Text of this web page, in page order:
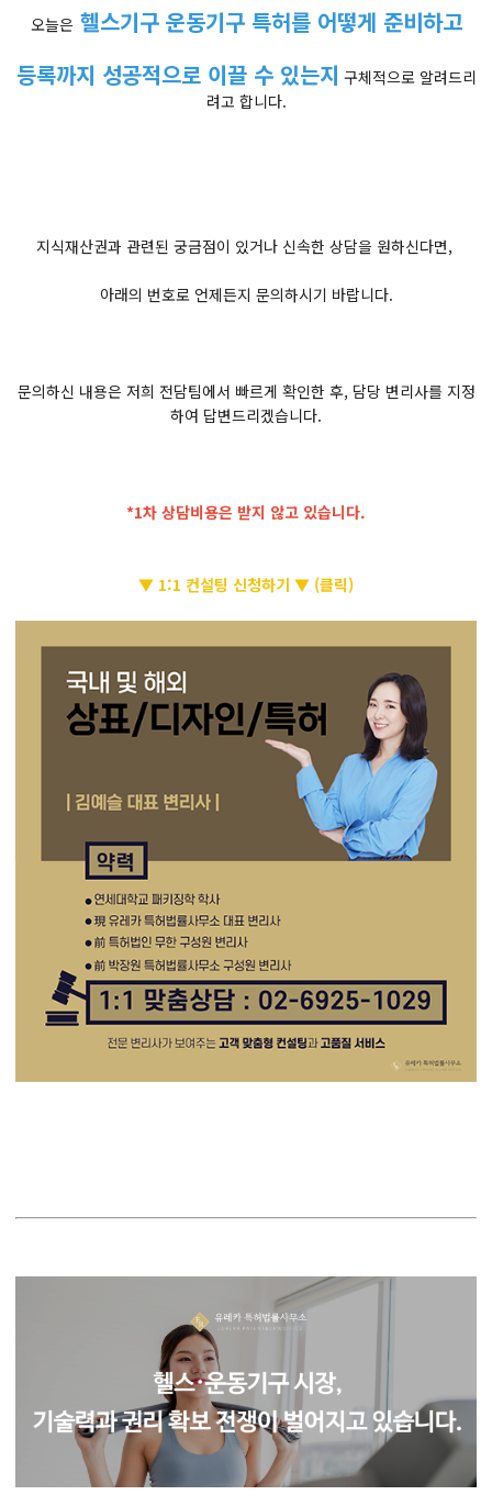
오늘은헬스기구 운동기구 특허를 어떻게 준비하고
등록까지 성공적으로 이끌 수 있는지 구체적으로 알려드리
려고 합니다.
지식재산권과 관련된 궁금점이 있거나 신속한 상담을 원하신다면,
아래의 번호로 언제든지 문의하시기 바랍니다.
문의하신 내용은 저희 전담팀에서 빠르게 확인한 후, 담당 변리사를 지정
하여 답변드리겠습니다.
*1차 상담비용은 받지 않고 있습니다.
▼ 1:1 컨설팅 신청하기 ▼ (클릭)